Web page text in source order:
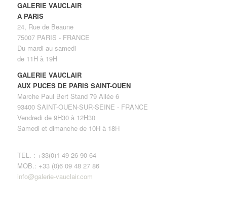
GALERIE VAUCLAIR
A PARIS
24, Rue de Beaune
75007 PARIS - FRANCE
Du mardi au samedi
de 11H à 19H
GALERIE VAUCLAIR
AUX PUCES DE PARIS SAINT-OUEN
Marche Paul Bert Stand 79 Allée 6
93400 SAINT-OUEN-SUR-SEINE - FRANCE
Vendredi de 9H30 à 12H30
Samedi et dimanche de 10H à 18H
TEL. : +33(0)1 49 26 90 64
MOB.: +33 (0)6 09 48 27 86
info@galerie-vauclair.com